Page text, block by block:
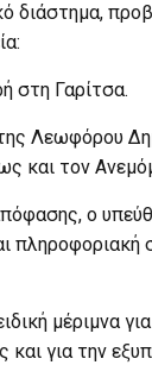
διάστημα,
στη Γαρίτσα.
Λεωφόρου
και τον
ο
μέριμνα
και για την